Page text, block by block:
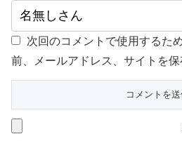
次回のコメントで使用するた
前、メールアドレス、サイトを保